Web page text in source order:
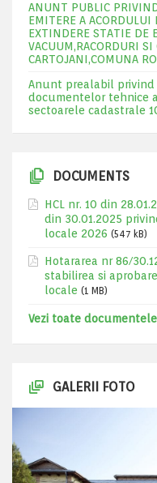
ANUNT PUBLIC
EMITERE A
EXTINDERE STATIE DE
VACUUM,RACORDURI SI
CARTOJANI,COMUNA
Anunt prealabil privind
documentelor tehnice
sectoarele cadastrale
DOCUMENTS
HCL nr. 10 din
din 30.01.2025
locale 2026 (547 kB)
Hotararea nr 86/
stabilirea si
locale (1 MB)
Vezi toate documentele
GALERII FOTO